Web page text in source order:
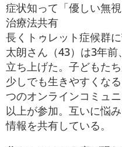
症状知って「優しい無
治療法共有
長くトゥレット症候群
太朗さん（43）は3年
立ち上げた。子どもた
少しでも生きやすくな
つのオンラインコミュ
以上が参加。互いに悩
情報を共有している。